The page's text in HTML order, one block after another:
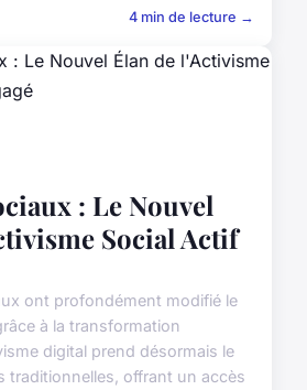
4 min de lecture →
: Le Nouvel
Social Actif
ont profondément modifié le
à la transformation
digital prend désormais le
traditionnelles, offrant un accès